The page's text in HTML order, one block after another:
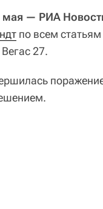
— РИА
по всем
27.